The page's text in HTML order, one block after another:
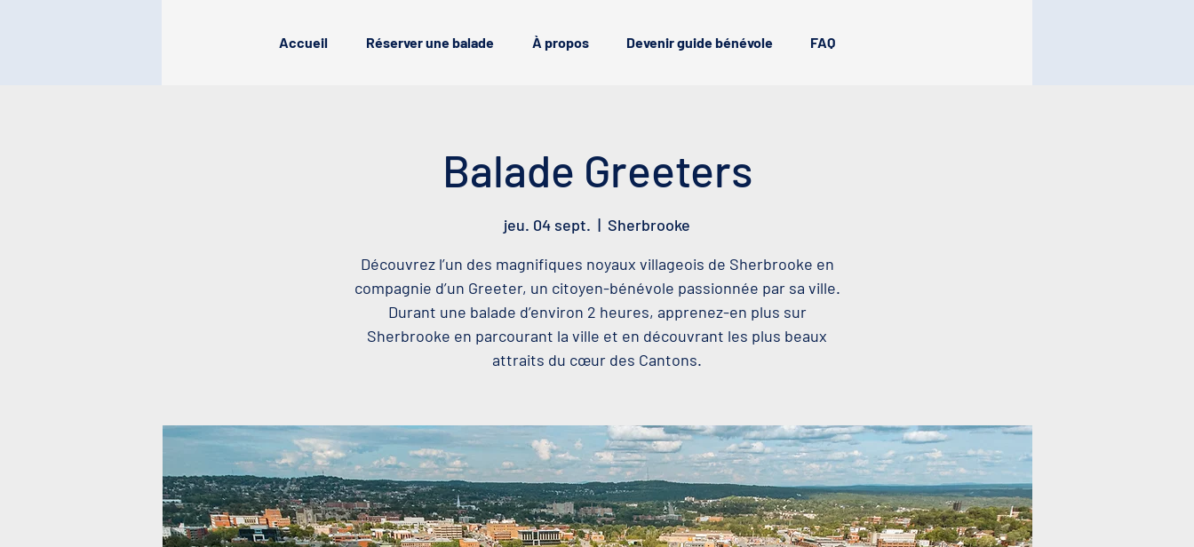
Accueil Réserver une balade À propos Devenir guide bénévole FAQ
Balade Greeters
jeu. 04 sept.
  |
Sherbrooke
Découvrez l’un des magnifiques noyaux villageois de Sherbrooke en
compagnie d’un Greeter, un citoyen-bénévole passionnée par sa ville.
Durant une balade d’environ 2 heures, apprenez-en plus sur
Sherbrooke en parcourant la ville et en découvrant les plus beaux
attraits du cœur des Cantons.